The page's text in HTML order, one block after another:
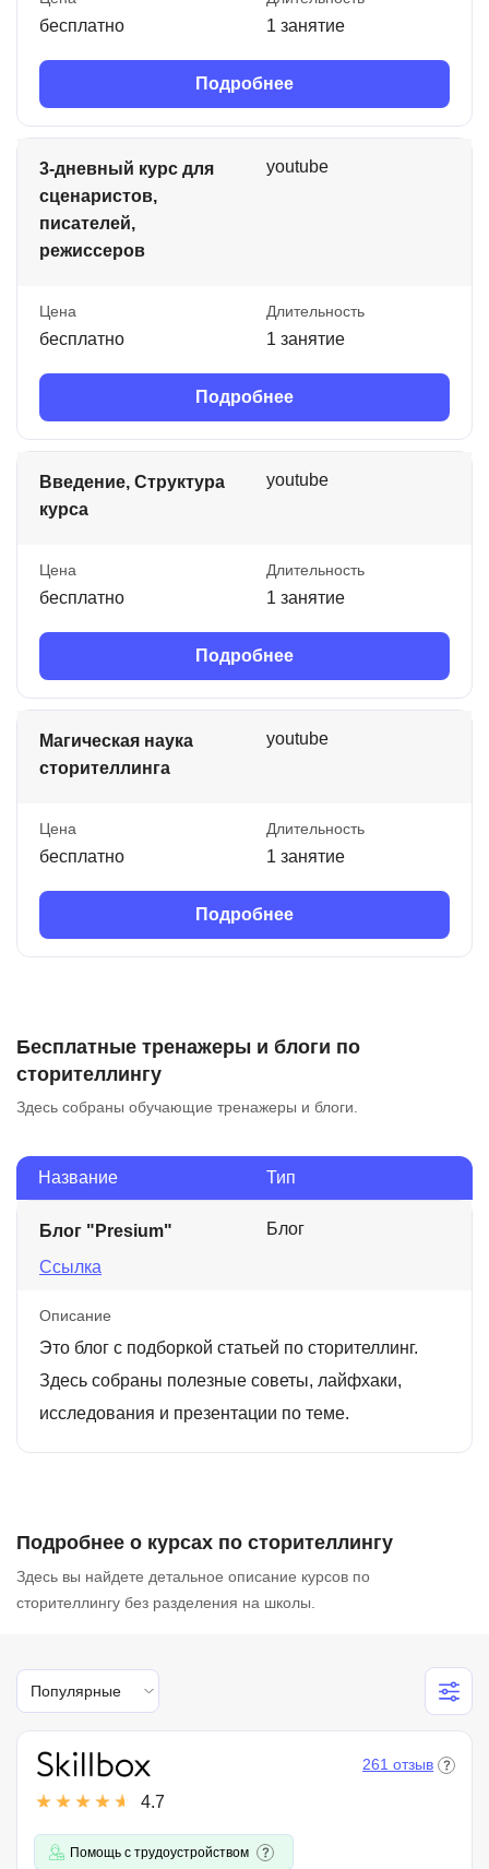
бесплатно 1 занятие
Подробнее
3-дневный курс для
сценаристов,
писателей,
режиссеров
youtube
Цена
бесплатно
Длительность
1 занятие
Подробнее
Введение, Структура
курса
youtube
Цена
бесплатно
Длительность
1 занятие
Подробнее
Магическая наука
сторителлинга
youtube
Цена
бесплатно
Длительность
1 занятие
Подробнее
Бесплатные тренажеры и блоги по
сторителлингу
Здесь собраны обучающие тренажеры и блоги.
Название Тип
Блог "Presium"
Ссылка
Блог
Описание
Это блог с подборкой статьей по сторителлинг.
Здесь собраны полезные советы, лайфхаки,
исследования и презентации по теме.
Подробнее о курсах по сторителлингу
Здесь вы найдете детальное описание курсов по
сторителлингу без разделения на школы.
Популярные
4.7
261 отзыв
Помощь с трудоустройством